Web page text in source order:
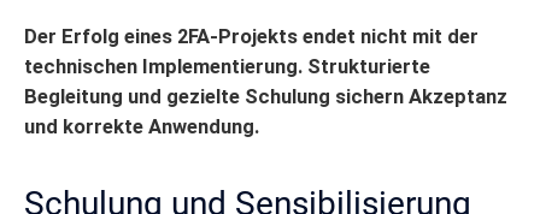
Der Erfolg eines 2FA-Projekts endet nicht mit der
technischen Implementierung. Strukturierte
Begleitung und gezielte Schulung sichern Akzeptanz
und korrekte Anwendung.
Schulung und Sensibilisierung